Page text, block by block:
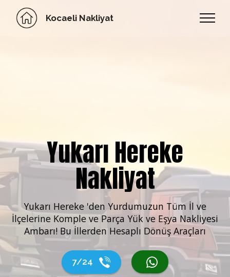
Kocaeli Nakliyat
Yukarı Hereke
Nakliyat
Yukarı Hereke 'den Yurdumuzun Tüm İl ve
İlçelerine Komple ve Parça Yük ve Eşya Nakliyesi
Ambarı! Bu İllerden Hesaplı Dönüş Araçları
7/24